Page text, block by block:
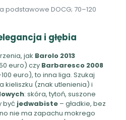
podstawowe DOCG; 70–120
i głębia
jak Barolo 2013
euro) czy Barbaresco 2008
euro), to inna liga. Szukaj
kieliszku (znak utlenienia) i
: skóra, tytoń, suszone
być jedwabiste– gładkie, bez
nie ma zapachu mokrego